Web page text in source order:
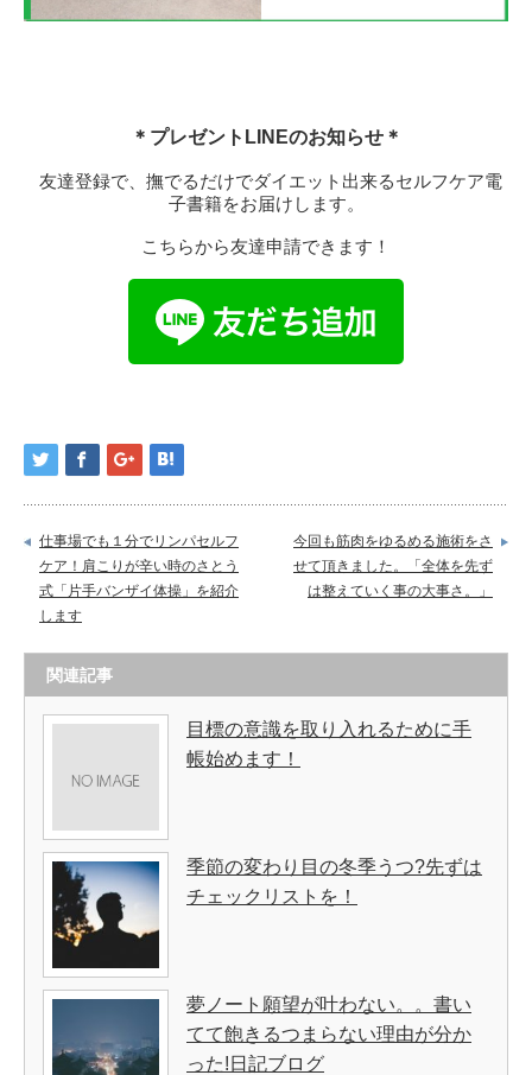
＊プレゼントLINEのお知らせ＊
友達登録で、撫でるだけでダイエット出来るセルフケア電
子書籍をお届けします。
こちらから友達申請できます！
仕事場でも１分でリンパセルフ
ケア！肩こりが辛い時のさとう
式「片手バンザイ体操」を紹介
します
今回も筋肉をゆるめる施術をさ
せて頂きました。「全体を先ず
は整えていく事の大事さ。」
関連記事
目標の意識を取り入れるために手
帳始めます！
季節の変わり目の冬季うつ?先ずは
チェックリストを！
夢ノート願望が叶わない。。書い
てて飽きるつまらない理由が分か
った!日記ブログ